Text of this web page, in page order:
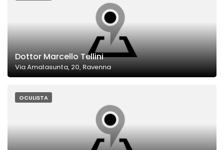
Dottor Marcello Tellini
Via Amalasunta, 20, Ravenna
OCULISTA